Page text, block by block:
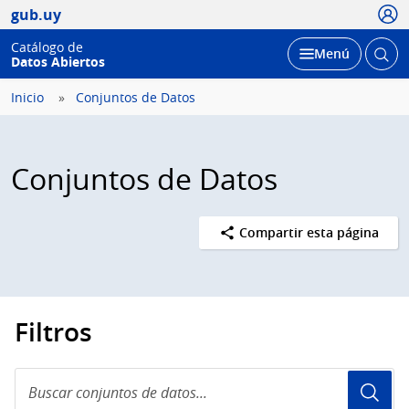
gub.uy
Catálogo de
Datos Abiertos
Desplegar
Menú Abrir
Inicio Conjuntos de Datos
Conjuntos de Datos
Compartir esta página
Filtros
conjuntos